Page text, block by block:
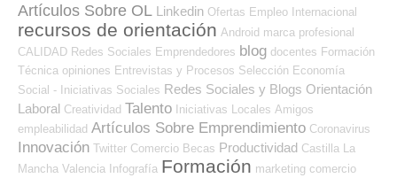
Artículos Sobre OL Linkedin Ofertas Empleo Internacional
recursos de orientación Android marca profesional
CALIDAD Redes Sociales Emprendedores blog docentes Formación
Técnica opiniones Entrevistas y Procesos Selección Economía
Social - Iniciativas Sociales Redes Sociales y Blogs Orientación
Laboral Creatividad Talento Iniciativas Locales Amigos
empleabilidad Artículos Sobre Emprendimiento Coronavirus
Innovación Twitter Comercio Becas Productividad Castilla La
Mancha Valencia Infografía Formación marketing comercio